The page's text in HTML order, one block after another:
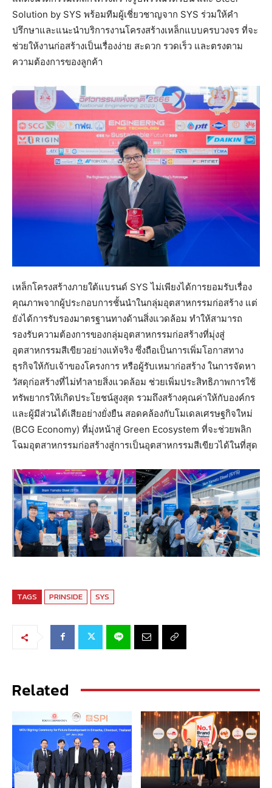
Solution by SYS พร้อมทีมผู้เชี่ยวชาญจาก SYS ร่วมให้คำ
ปรึกษาและแนะนำบริการงานโครงสร้างเหล็กแบบครบวงจร ที่จะ
ช่วยให้งานก่อสร้างเป็นเรื่องง่าย สะดวก รวดเร็ว และตรงตาม
ความต้องการของลูกค้า
เหล็กโครงสร้างภายใต้แบรนด์ SYS ไม่เพียงได้การยอมรับเรื่อง
คุณภาพจากผู้ประกอบการชั้นนำในกลุ่มอุตสาหกรรมก่อสร้าง แต่
ยังได้การรับรองมาตรฐานทางด้านสิ่งแวดล้อม ทำให้สามารถ
รองรับความต้องการของกลุ่มอุตสาหกรรมก่อสร้างที่มุ่งสู่
อุตสาหกรรมสีเขียวอย่างแท้จริง ซึ่งถือเป็นการเพิ่มโอกาสทาง
ธุรกิจให้กับเจ้าของโครงการ หรือผู้รับเหมาก่อสร้าง ในการจัดหา
วัสดุก่อสร้างที่ไม่ทำลายสิ่งแวดล้อม ช่วยเพิ่มประสิทธิภาพการใช้
ทรัพยากรให้เกิดประโยชน์สูงสุด รวมถึงสร้างคุณค่าให้กับองค์กร
และผู้มีส่วนได้เสียอย่างยั่งยืน สอดคล้องกับโมเดลเศรษฐกิจใหม่
(BCG Economy) ที่มุ่งหน้าสู่ Green Ecosystem ที่จะช่วยพลิก
โฉมอุตสาหกรรมก่อสร้างสู่การเป็นอุตสาหกรรมสีเขียวได้ในที่สุด
TAGS PRINSIDE SYS
Related